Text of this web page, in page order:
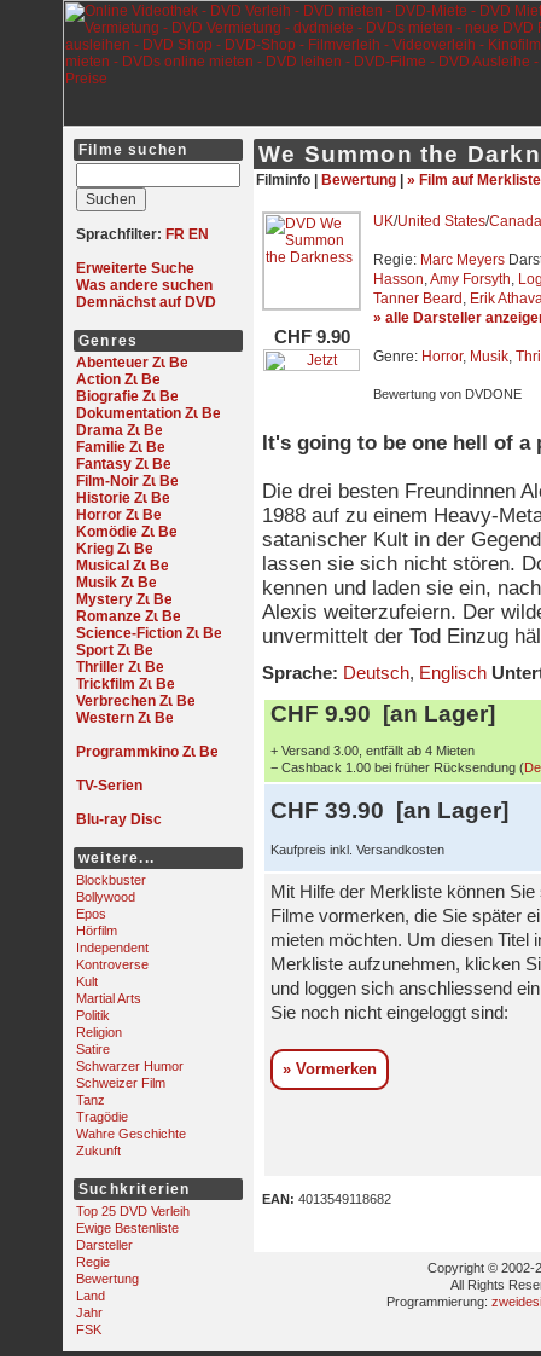
Filme suchen
Sprachfilter: FR EN
Erweiterte Suche
Was andere suchen
Demnächst auf DVD
Genres
Abenteuer
Action
Biografie
Dokumentation
Drama
Familie
Fantasy
Film-Noir
Historie
Horror
Komödie
Krieg
Musical
Musik
Mystery
Romanze
Science-Fiction
Sport
Thriller
Trickfilm
Verbrechen
Western
Programmkino
TV-Serien
Blu-ray Disc
weitere...
Blockbuster
Bollywood
Epos
Hörfilm
Independent
Kontroverse
Kult
Martial Arts
Politik
Religion
Satire
Schwarzer Humor
Schweizer Film
Tanz
Tragödie
Wahre Geschichte
Zukunft
Suchkriterien
Top 25 DVD Verleih
Ewige Bestenliste
Darsteller
Regie
Bewertung
Land
Jahr
FSK
We Summon the
Filminfo | Bewertung » Film auf Merkliste
CHF 9.90
UK/United States/Canada
Regie: Marc Meyers
Hasson,Amy Forsyth,
Tanner Beard , Erik
» alle Darsteller
Genre: Horror, Musik,
Bewertung von DVDONE
It's going to be one hell of a
Die drei besten Freundinnen
1988 auf zu einem Heavy-
satanischer Kult in der
lassen sie sich nicht stören.
kennen und laden sie ein,
Alexis weiterzufeiern. Der
unvermittelt der Tod Einzug
Sprache: Deutsch, Englisch
CHF 9.90 [an Lager]
+ Versand 3.00, entfällt ab 4 Mieten
− Cashback 1.00 bei früher Rücksendung (
CHF 39.90 [an Lager]
Kaufpreis inkl. Versandkosten
Mit Hilfe der Merkliste können Sie
Filme vormerken, die Sie später
mieten möchten. Um diesen Titel
Merkliste aufzunehmen, klicken
und loggen sich anschliessend
Sie noch nicht eingeloggt sind:
» Vormerken
EAN: 4013549118682
Copyright © 2002-
All Rights
Programmierung: